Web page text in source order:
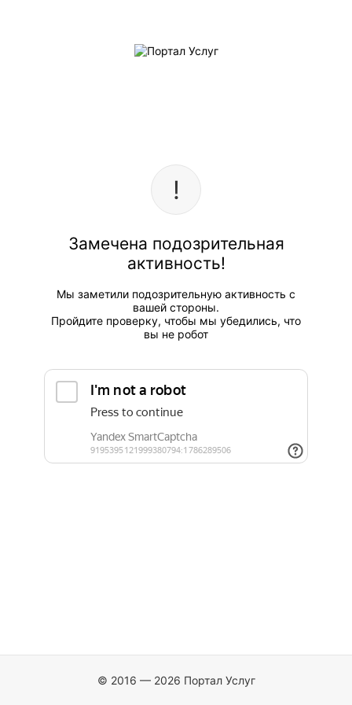
Замечена подозрительная
активность!
Мы заметили подозрительную активность с
вашей стороны.
Пройдите проверку, чтобы мы убедились, что
вы не робот
© 2016 — 2026 Портал Услуг